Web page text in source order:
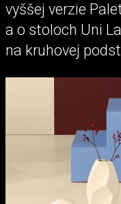
vyššej verzie
a o stoloch Uni
na kruhovej